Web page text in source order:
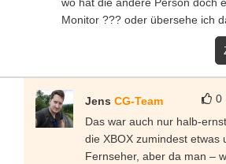
Monitor ??? oder übersehe ich
0
Jens CG-Team
Das war auch nur halb-
die XBOX zumindest etwas
Fernseher, aber da man –